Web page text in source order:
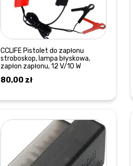
CCLIFE Pistolet do zapłonu
stroboskop, lampa błyskowa,
zapłon zapłonu, 12 V/10 W
80,00 zł